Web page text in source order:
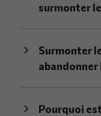
surmonter
Surmonter
abandonner
Pourquoi